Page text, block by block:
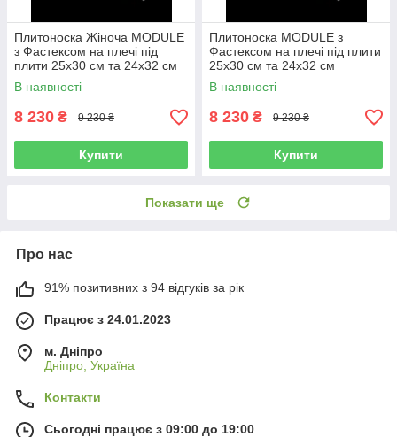
Плитоноска Жіноча MODULE
з Фастексом на плечі під
плити 25х30 см та 24х32 см
Multicam Original IRR
В наявності
8 230 ₴ 9 230 ₴
Купити
Плитоноска MODULE з
Фастексом на плечі під плити
25х30 см та 24х32 см
Multicam Original IRR
В наявності
8 230 ₴ 9 230 ₴
Купити
Показати ще
Про нас
91% позитивних з 94 відгуків за рік
Працює з 24.01.2023
м. Дніпро
Дніпро, Україна
Контакти
Сьогодні працює з 09:00 до 19:00